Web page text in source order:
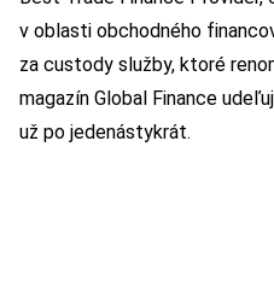
v oblasti obchodného
za custody služby, ktoré
magazín Global Finance
už po jedenástykrát.